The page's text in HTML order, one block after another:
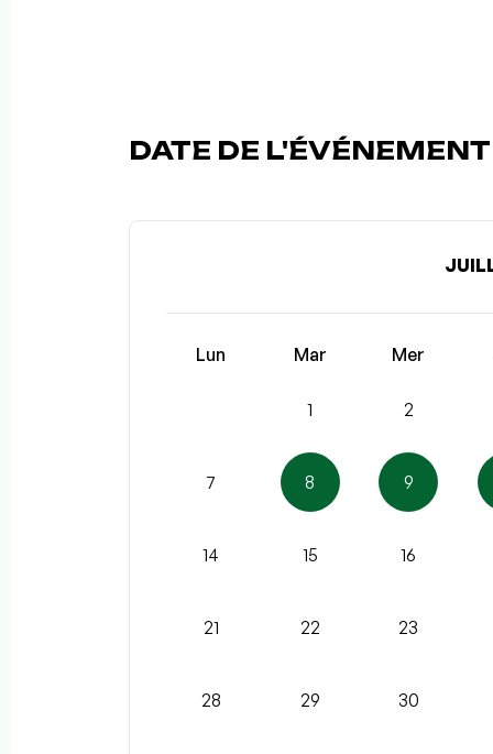
DATE DE
Lun Mar Mer
1 2
7 8 9
14 15 16
21 22 23
28 29 30